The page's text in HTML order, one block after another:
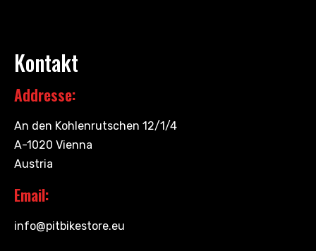
Kontakt
Addresse:
An den Kohlenrutschen 12/1/4
A-1020 Vienna
Austria
Email:
info@pitbikestore.eu